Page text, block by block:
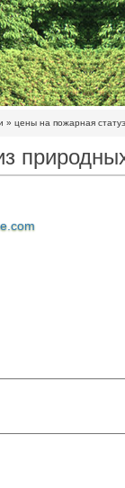
» цены на пожарная
венки из
знакомых и
Фигурки собачек,
199 Статуэтка
Случай".
"Лошадка-